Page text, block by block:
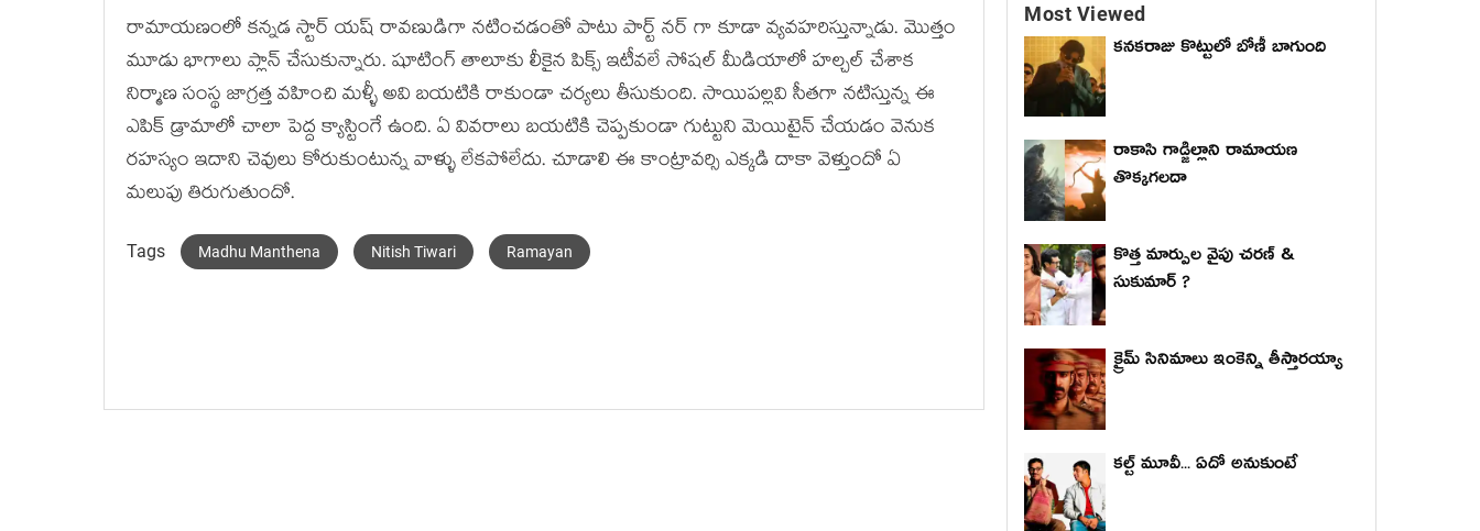
రామాయణంలో కన్నడ స్టార్ యష్ రావణుడిగా నటించడంతో పాటు పార్ట్ నర్ గా కూడా వ్యవహరిస్తున్నాడు. మొత్తం
మూడు భాగాలు ప్లాన్ చేసుకున్నారు. షూటింగ్ తాలూకు లీకైన పిక్స్ ఇటీవలే సోషల్ మీడియాలో హల్చల్ చేశాక
నిర్మాణ సంస్థ జాగ్రత్త వహించి మళ్ళీ అవి బయటికి రాకుండా చర్యలు తీసుకుంది. సాయిపల్లవి సీతగా నటిస్తున్న ఈ
ఎపిక్ డ్రామాలో చాలా పెద్ద క్యాస్టింగే ఉంది. ఏ వివరాలు బయటికి చెప్పకుండా గుట్టుని మెయిటైన్ చేయడం వెనుక
రహస్యం ఇదాని చెవులు కోరుకుంటున్న వాళ్ళు లేకపోలేదు. చూడాలి ఈ కాంట్రావర్సి ఎక్కడి దాకా వెళ్తుందో ఏ
మలుపు తిరుగుతుందో.
Tags Madhu Manthena Nitish Tiwari Ramayan
Most Viewed
కనకరాజు కొట్టులో బోణీ బాగుంది
రాకాసి గాడ్జిల్లాని రామాయణ
తొక్కగలదా
కొత్త మార్పుల వైపు చరణ్ &
సుకుమార్ ?
క్రైమ్ సినిమాలు ఇంకెన్ని తీస్తారయ్యా
కల్ట్ మూవీ... ఏదో అనుకుంటే